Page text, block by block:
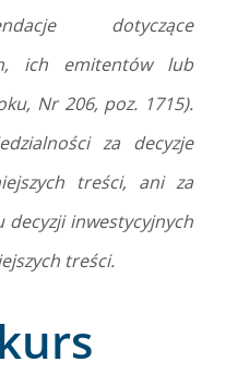
dotyczące
ich emitentów lub
Nr 206, poz. 1715).
za decyzje
treści, ani za
inwestycyjnych
treści.